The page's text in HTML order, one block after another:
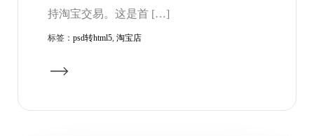
持淘宝交易。这是首 […]
标签： psd转html5, 淘宝店